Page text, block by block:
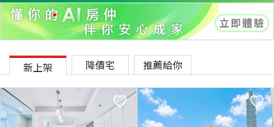
新上架 降價宅 推薦給你